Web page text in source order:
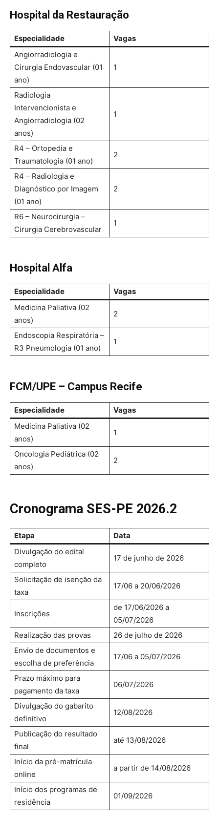
Hospital da Restauração
Especialidade
Vagas
Angiorradiologia e
Cirurgia Endovascular (01
ano)
1
Radiologia
Intervencionista e
Angiorradiologia (02
anos)
1
R4 – Ortopedia e
Traumatologia (01 ano)
2
R4 – Radiologia e
Diagnóstico por Imagem
(01 ano)
2
R6 – Neurocirurgia –
Cirurgia Cerebrovascular
1
Hospital Alfa
Especialidade
Vagas
Medicina Paliativa (02
anos)
2
Endoscopia Respiratória –
R3 Pneumologia (01 ano)
1
FCM/UPE – Campus Recife
Especialidade
Vagas
Medicina Paliativa (02
anos)
1
Oncologia Pediátrica (02
anos)
2
Cronograma SES-PE 2026.2
Etapa
Data
Divulgação do edital
completo
17 de junho de 2026
Solicitação de isenção da
taxa
17/06 a 20/06/2026
Inscrições
de 17/06/2026 a
05/07/2026
Realização das provas
26 de julho de 2026
Envio de documentos e
escolha de preferência
17/06 a 05/07/2026
Prazo máximo para
pagamento da taxa
06/07/2026
Divulgação do gabarito
definitivo
12/08/2026
Publicação do resultado
final
até 13/08/2026
Início da pré-matrícula
online
a partir de 14/08/2026
Início dos programas de
residência
01/09/2026